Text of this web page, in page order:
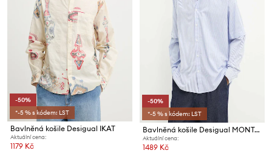
-50%
*-5 % s kódem: LST
Bavlněná košile Desigual IKAT
Aktuální cena:
1179 Kč
-50%
*-5 % s kódem: LST
Bavlněná košile Desigual MONTANA
Aktuální cena:
1489 Kč